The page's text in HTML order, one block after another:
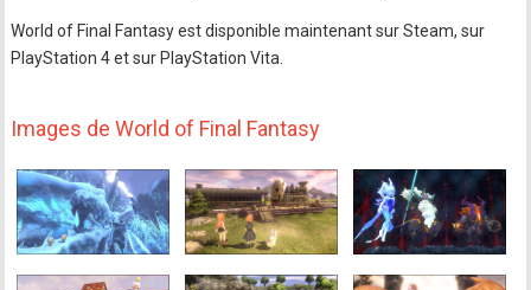
World of Final Fantasy est disponible maintenant sur Steam, sur
PlayStation 4 et sur PlayStation Vita.
Images de World of Final Fantasy